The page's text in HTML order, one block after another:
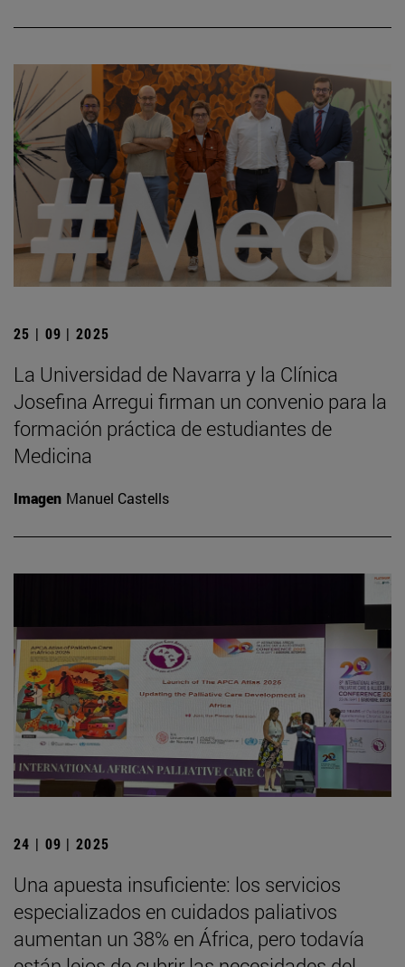
25 | 09 | 2025
La Universidad de Navarra y la Clínica
Josefina Arregui firman un convenio para la
formación práctica de estudiantes de
Medicina
Imagen Manuel Castells
24 | 09 | 2025
Una apuesta insuficiente: los servicios
especializados en cuidados paliativos
aumentan un 38% en África, pero todavía